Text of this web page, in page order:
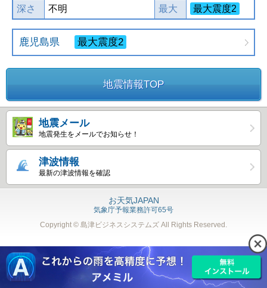
深さ
不明 最大 最大震度2
鹿児島県 最大震度2
地震情報TOP
地震メール
地震発生をメールでお知らせ！
津波情報
最新の津波情報を確認
お天気JAPAN
気象庁予報業務許可65号
Copyright © 島津ビジネスシステムズ All Rights Reserved.